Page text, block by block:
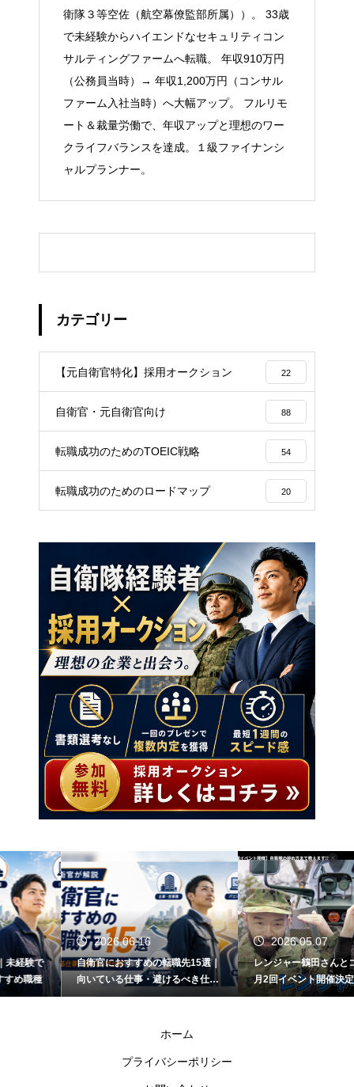
衛隊３等空佐（航空幕僚監部所属））。 33歳
で未経験からハイエンドなセキュリティコン
サルティングファームへ転職。 年収910万円
（公務員当時）→ 年収1,200万円（コンサル
ファーム入社当時）へ大幅アップ。 フルリモ
ート＆裁量労働で、年収アップと理想のワー
クライフバランスを達成。１級ファイナンシ
ャルプランナー。
カテゴリー
【元自衛官特化】採用オークション 22
自衛官・元自衛官向け 88
転職成功のためのTOEIC戦略 54
転職成功のためのロードマップ 20
2026.06.16
自衛官におすすめの転職先15選｜
向いている仕事・避けるべき仕事
も解説
2026.05.07
レンジャー鶴田さんとコラボ！/毎
月2回イベント開催決定！
ホーム
プライバシーポリシー